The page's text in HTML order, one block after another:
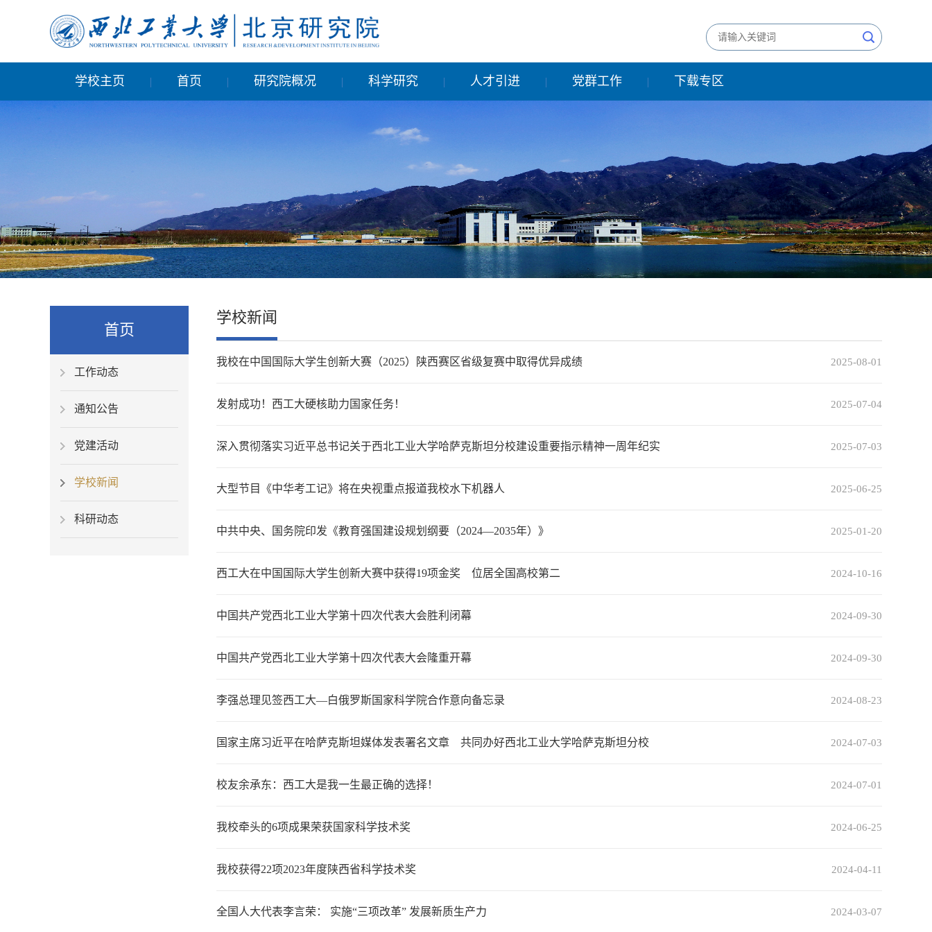
学校主页 | 首页 | 研究院概况 | 科学研究 | 人才引进 | 党群工作 | 下载专区
首页
工作动态
通知公告
党建活动
学校新闻
科研动态
学校新闻
2025-08-01
我校在中国国际大学生创新大赛（2025）陕西赛区省级复赛中取得优异成绩
2025-07-04
发射成功！西工大硬核助力国家任务！
2025-07-03
深入贯彻落实习近平总书记关于西北工业大学哈萨克斯坦分校建设重要指示精神一周年纪实
2025-06-25
大型节目《中华考工记》将在央视重点报道我校水下机器人
2025-01-20
中共中央、国务院印发《教育强国建设规划纲要（2024—2035年）》
2024-10-16
西工大在中国国际大学生创新大赛中获得19项金奖 位居全国高校第二
2024-09-30
中国共产党西北工业大学第十四次代表大会胜利闭幕
2024-09-30
中国共产党西北工业大学第十四次代表大会隆重开幕
2024-08-23
李强总理见签西工大—白俄罗斯国家科学院合作意向备忘录
2024-07-03
国家主席习近平在哈萨克斯坦媒体发表署名文章 共同办好西北工业大学哈萨克斯坦分校
2024-07-01
校友余承东：西工大是我一生最正确的选择！
2024-06-25
我校牵头的6项成果荣获国家科学技术奖
2024-04-11
我校获得22项2023年度陕西省科学技术奖
2024-03-07
全国人大代表李言荣： 实施“三项改革” 发展新质生产力